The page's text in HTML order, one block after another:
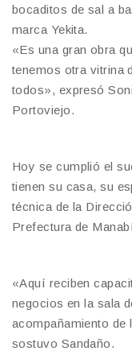
bocaditos de sal a
marca Yekita.
«Es una gran obra
tenemos otra vitrina
todos», expresó
Portoviejo.
Hoy se cumplió el
tienen su casa, su
técnica de la
Prefectura de
«Aquí reciben
negocios en la sala
acompañamiento
sostuvo Sandaño.